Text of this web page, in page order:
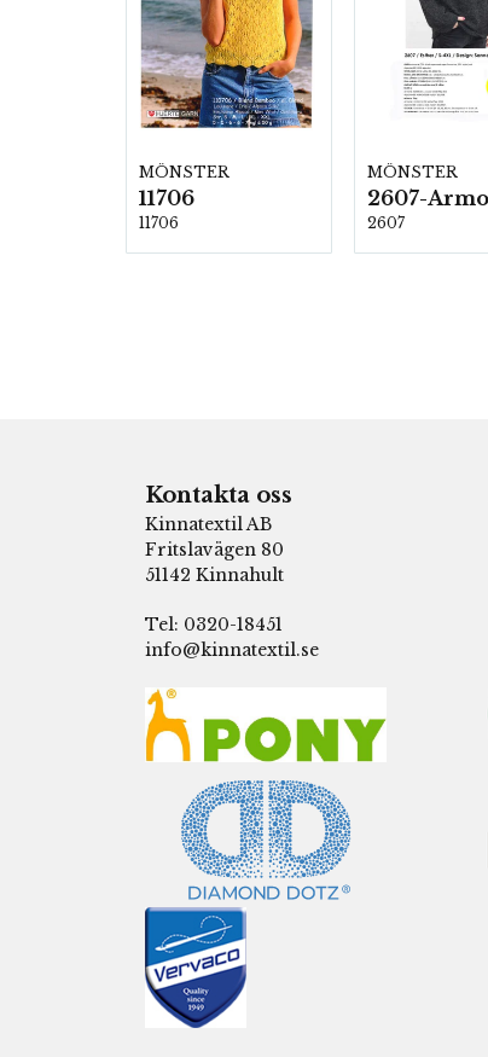
MÖNSTER
11706
11706
MÖNSTER
2607
Kontakta oss
Kinnatextil AB
Fritslavägen 80
51142 Kinnahult
Tel: 0320-18451
info@kinnatextil.se